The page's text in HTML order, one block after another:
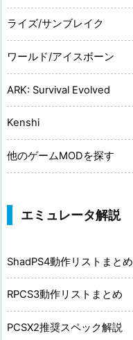
ライズ/サンブレイク
ワールド/アイスボーン
ARK: Survival Evolved
Kenshi
他のゲームMODを探す
エミュレータ解説
ShadPS4動作リストまとめ
RPCS3動作リストまとめ
PCSX2推奨スペック解説